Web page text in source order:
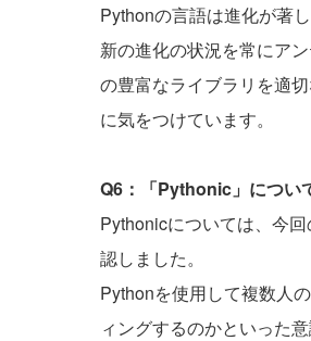
Pythonの言語は進化が著
新の進化の状況を常にア
の豊富なライブラリを適
に気をつけています。
Q6：「Pythonic」につい
Pythonicについては、今
認しました。
Pythonを使用して複数人
ィングするのかといった